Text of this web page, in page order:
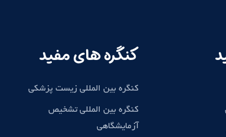
کنگره های مفید
کنگره بین المللی زیست پزشکی
کنگره بین المللی تشخیص
آزمایشگاهی